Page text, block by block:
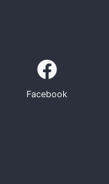
Facebook